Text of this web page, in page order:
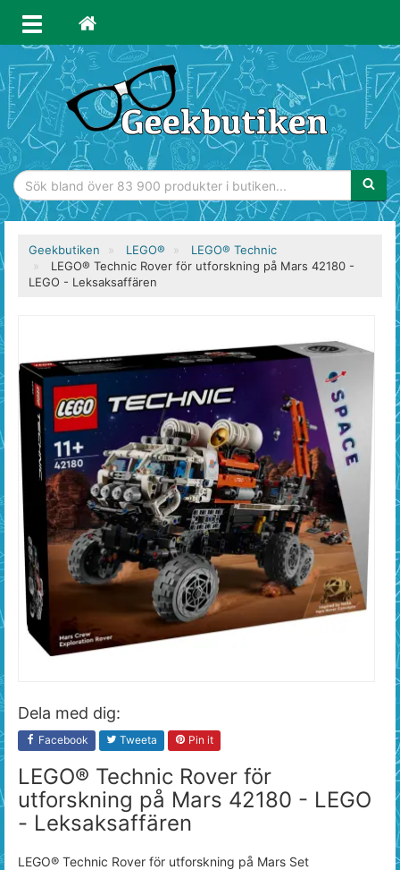
Geekbutiken LEGO®
LEGO® Technic
LEGO® Technic Rover för utforskning på Mars 42180 -
LEGO - Leksaksaffären
Dela med dig:
Facebook Tweeta Pin it
LEGO® Technic Rover för
utforskning på Mars 42180 - LEGO
- Leksaksaffären
LEGO® Technic Rover för utforskning på Mars Set